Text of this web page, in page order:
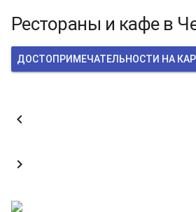
Рестораны и кафе в
ДОСТОПРИМЕЧАТЕЛЬНОСТИ НА

